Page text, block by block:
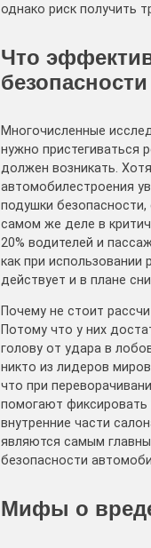
однако риск получить
Что
Многочисленные
нужно пристегиваться
должен возникать.
автомобилестроения
подушки
самом же деле в
20% водителей и
как при
действует и в плане
Почему не стоит
Потому что у них
голову от удара в
никто из лидеров
что при
помогают
внутренние части
являются самым
безопасности
Мифы о